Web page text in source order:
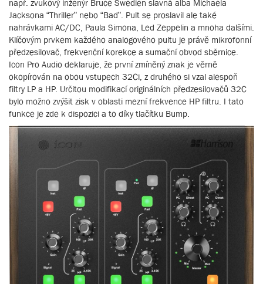
např. zvukový inženýr Bruce Swedien slavná alba Michaela
Jacksona “Thriller” nebo “Bad”. Pult se proslavil ale také
nahrávkami AC/DC, Paula Simona, Led Zeppelin a mnoha dalšími.
Klíčovým prvkem každého analogového pultu je právě mikrofonní
předzesilovač, frekvenční korekce a sumační obvod sběrnice.
Icon Pro Audio deklaruje, že první zmíněný znak je věrně
okopírován na obou vstupech 32Ci, z druhého si vzal alespoň
filtry LP a HP. Určitou modifikací originálních předzesilovačů 32C
bylo možno zvýšit zisk v oblasti mezní frekvence HP filtru. I tato
funkce je zde k dispozici a to díky tlačítku Bump.